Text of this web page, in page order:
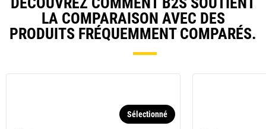
LA COMPARAISON AVEC DES
PRODUITS FRÉQUEMMENT COMPARÉS.
Sélectionné